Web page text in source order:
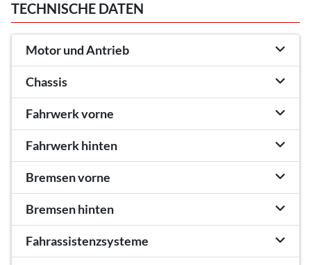
TECHNISCHE DATEN
Motor und Antrieb
Chassis
Fahrwerk vorne
Fahrwerk hinten
Bremsen vorne
Bremsen hinten
Fahrassistenzsysteme